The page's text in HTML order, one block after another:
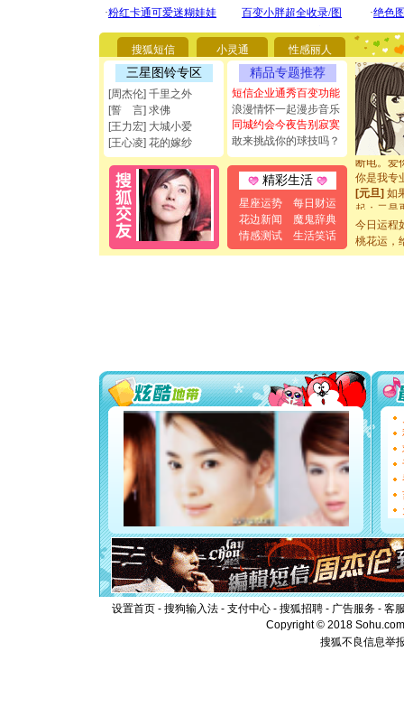
搜狐短信 小灵通 性感丽人
三星图铃专区
[周杰伦] 千里之外
[誓 言] 求佛
[王力宏] 大城小爱
[王心凌] 花的嫁纱
精品专题推荐
短信企业通秀百变功能
浪漫情怀一起漫步音乐
同城约会今夜告别寂寞
敢来挑战你的球技吗？
精彩生活
星座运势
每日财运
花边新闻
魔鬼辞典
情感测试
生活笑话
[圣诞节]
你太多，
要平安
[圣诞节]
能正大光
都要快乐
[圣诞节]
如意,快
[元旦]看
断电。爱
你是我专
[元旦]如
起；二是
[元旦]当
泣，这痛
[圣诞节]
你太多，
要平安
[圣诞节]
能正大
都要快乐
[圣诞节]
如意,快
[元旦]
看
断电。
你是我
[元旦]如
起；二是
离。水晶
[元旦]当
泣，这痛
卖了。水
[春节]风
颜！冬去
今日运程
桃花运，
设置首页 - 搜狗输入法 - 支付中心 - 搜狐招聘 - 广告服务 - 客
Copyright © 2018
搜狐不良信息举